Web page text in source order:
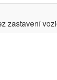
zastavení